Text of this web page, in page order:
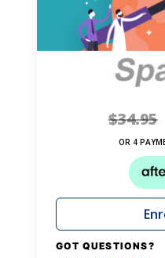
$34.95
OR 4
GOT QUESTIONS?